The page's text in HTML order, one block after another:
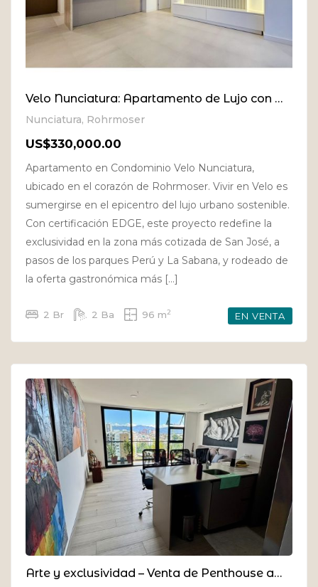
Velo Nunciatura: Apartamento de Lujo con Diseño Sostenible y Vistas en el Piso 14
Nunciatura, Rohrmoser
US$330,000.00
Apartamento en Condominio Velo Nunciatura,
ubicado en el corazón de Rohrmoser. Vivir en Velo es
sumergirse en el epicentro del lujo urbano sostenible.
Con certificación EDGE, este proyecto redefine la
exclusividad en la zona más cotizada de San José, a
pasos de los parques Perú y La Sabana, y rodeado de
la oferta gastronómica más […]
2 Br 2 Ba 96 m2 EN VENTA
Arte y exclusividad – Venta de Penthouse amueblado en Nucleo Sabana